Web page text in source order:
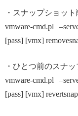
・スナップショット
vmware-cmd.pl
[pass] [vmx]
・ひとつ前のスナ
vmware-cmd.pl
[pass] [vmx]